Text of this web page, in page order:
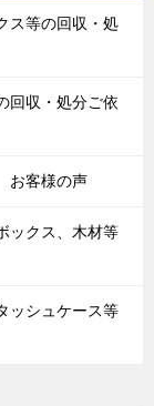
ス等の回収・処
回収・処分ご依
お客様の声
ックス、木材等
ッシュケース等